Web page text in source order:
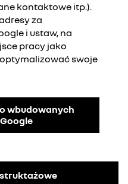
kontaktowe itp.).
za
i ustaw, na
pracy jako
swoje
wbudowanych